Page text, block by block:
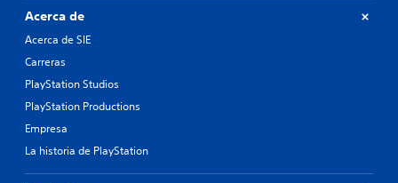
Acerca de
Acerca de SIE
Carreras
PlayStation Studios
PlayStation Productions
Empresa
La historia de PlayStation